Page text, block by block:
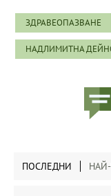
ЗДРАВЕОПАЗВАНЕ
НАДЛИМИТНА
ПОСЛЕДНИ